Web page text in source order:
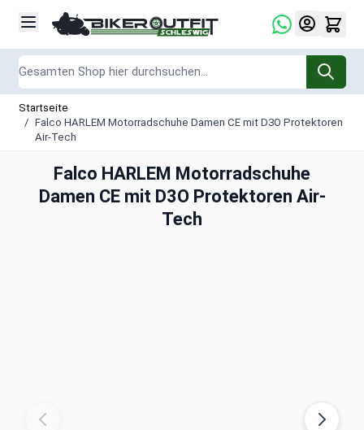
Startseite
/ Falco HARLEM Motorradschuhe Damen CE mit D3O Protektoren
Air-Tech
Falco HARLEM Motorradschuhe
Damen CE mit D3O Protektoren Air-
Tech